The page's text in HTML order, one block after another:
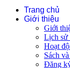
Trang chủ
Giới thiệu
Giới
Lịch
Hoạt
Sách
Đăng